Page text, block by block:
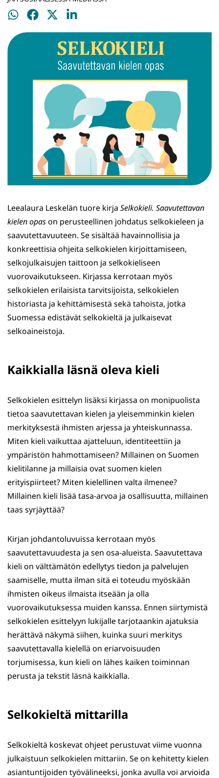
Jaa
Jaa
Jaa
Jaa
Leealaura Leskelän tuore kirja Selkokieli. Saavutettavan
kielen opason perusteellinen johdatus selkokieleen ja
saavutettavuuteen. Se sisältää havainnollisia ja
konkreettisia ohjeita selkokielen kirjoittamiseen,
selkojulkaisujen taittoon ja selkokieliseen
vuorovaikutukseen. Kirjassa kerrotaan myös
selkokielen erilaisista tarvitsijoista, selkokielen
historiasta ja kehittämisestä sekä tahoista, jotka
Suomessa edistävät selkokieltä ja julkaisevat
selkoaineistoja.
Kaikkialla läsnä oleva kieli
Selkokielen esittelyn lisäksi kirjassa on monipuolista
tietoa saavutettavan kielen ja yleisemminkin kielen
merkityksestä ihmisten arjessa ja yhteiskunnassa.
Miten kieli vaikuttaa ajatteluun, identiteettiin ja
ympäristön hahmottamiseen? Millainen on Suomen
kielitilanne ja millaisia ovat suomen kielen
erityispiirteet? Miten kielellinen valta ilmenee?
Millainen kieli lisää tasa-arvoa ja osallisuutta, millainen
taas syrjäyttää?
Kirjan johdantoluvuissa kerrotaan myös
saavutettavuudesta ja sen osa-alueista. Saavutettava
kieli on välttämätön edellytys tiedon ja palvelujen
saamiselle, mutta ilman sitä ei toteudu myöskään
ihmisten oikeus ilmaista itseään ja olla
vuorovaikutuksessa muiden kanssa. Ennen siirtymistä
selkokielen esittelyyn lukijalle tarjotaankin ajatuksia
herättävä näkymä siihen, kuinka suuri merkitys
saavutettavalla kielellä on eriarvoisuuden
torjumisessa, kun kieli on lähes kaiken toiminnan
perusta ja tekstit läsnä kaikkialla.
Selkokieltä mittarilla
Selkokieltä koskevat ohjeet perustuvat viime vuonna
julkaistuun selkokielen mittariin. Se on kehitetty kielen
asiantuntijoiden työvälineeksi, jonka avulla voi arvioida